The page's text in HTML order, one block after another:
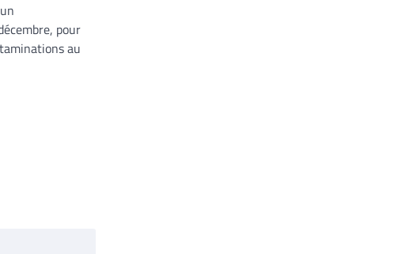
pour
au